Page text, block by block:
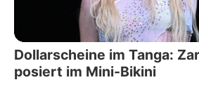
Dollarscheine im Tanga:
posiert im Mini-Bikini